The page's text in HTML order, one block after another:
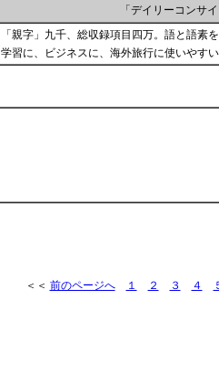
「デイリーコンサ
「親字」九千、総収録項目四万。語と語素
学習に、ビジネスに、海外旅行に使いやす
＜＜ 前のページへ １ ２ ３ ４